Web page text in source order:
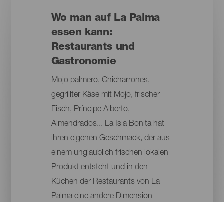
Wo man auf La Palma
essen kann:
Restaurants und
Gastronomie
Mojo palmero, Chicharrones,
gegrillter Käse mit Mojo, frischer
Fisch, Príncipe Alberto,
Almendrados... La Isla Bonita hat
ihren eigenen Geschmack, der aus
einem unglaublich frischen lokalen
Produkt entsteht und in den
Küchen der Restaurants von La
Palma eine andere Dimension